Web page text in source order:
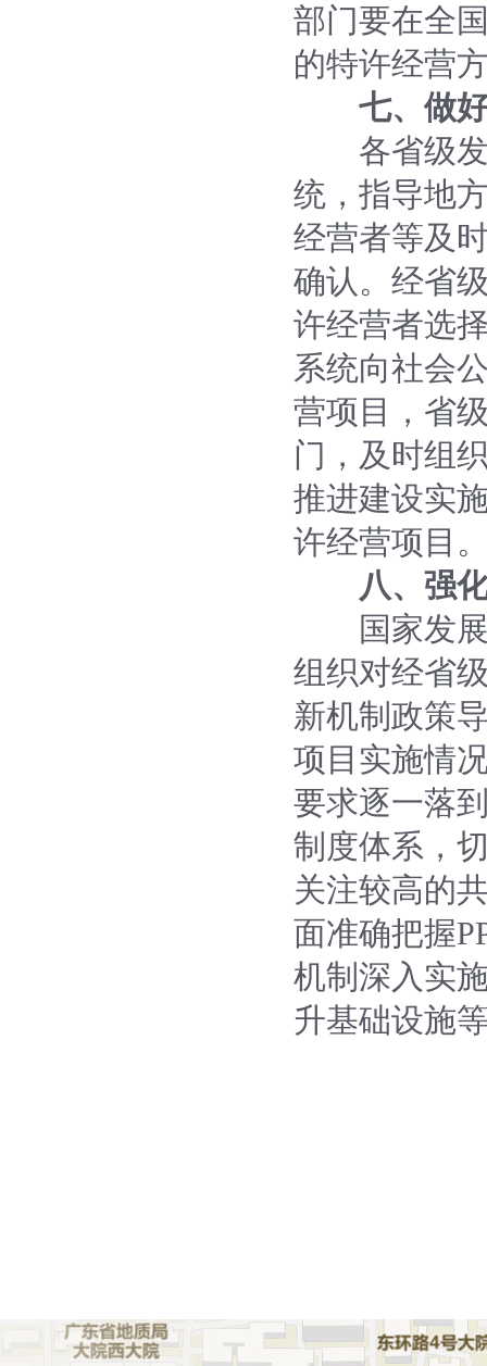
部门要在全
的特许经营
七、做
各省级发
统，指导地
经营者等及
确认。经省
许经营者选
系统向社会
营项目，省
门，及时组
推进建设实
许经营项目
八、强
国家发展
组织对经省
新机制政策
项目实施情
要求逐一落
制度体系，
关注较高的
面准确把握
机制深入实
升基础设施